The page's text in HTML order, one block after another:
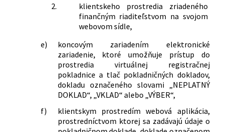
niektorých zákonov
Zákon, ktorým sa mení a dopĺňa zákon
č. 289/2008 Z. z. o používaní
elektronickej registračnej pokladnice a
o zmene a doplnení zákona Slovenskej
národnej rady č. 511/1992 Zb. o správe
daní a poplatkov a o zmenách v sústave
územných finančných orgánov v znení
neskorších predpisov v znení
neskorších predpisov
270/2017 Z. z.
Zákon, ktorým sa mení a dopĺňa zákon
2.
klientskeho prostredia zriadeného
finančným riaditeľstvom na svojom
webovom sídle,
e)
koncovým zariadením elektronické
zariadenie, ktoré umožňuje prístup do
prostredia virtuálnej registračnej
pokladnice a tlač pokladničných dokladov,
dokladu označeného slovami „NEPLATNÝ
DOKLAD“, „VKLAD“ alebo „VÝBER“,
f)
klientskym prostredím webová aplikácia,
prostredníctvom ktorej sa zadávajú údaje o